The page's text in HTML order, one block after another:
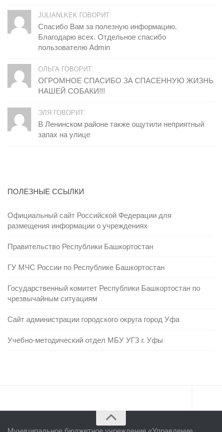
JULIANLKEK ГОВОРИТ:
Спасибо Вам за полезную информацию.
Благодарю всех. Отдельное спасибо
пользователю Admin
ОЛЬГА ГОВОРИТ:
ОГРОМНОЕ СПАСИБО ЗА СПАСЕННУЮ ЖИЗНЬ
НАШЕЙ СОБАКИ!!!
ЭЛЯ ГОВОРИТ:
В Ленинском районе также ощутили неприятный
запах на улице
ПОЛЕЗНЫЕ ССЫЛКИ
Официальный сайт Российской Федерации для
размещения информации о учреждениях
Правительство Республики Башкортостан
ГУ МЧС России по Республике Башкортостан
Государственный комитет Республики Башкортостан по
чрезвычайным ситуациям
Сайт администрации городского округа город Уфа
Учебно-методический отдел МБУ УГЗ г. Уфы